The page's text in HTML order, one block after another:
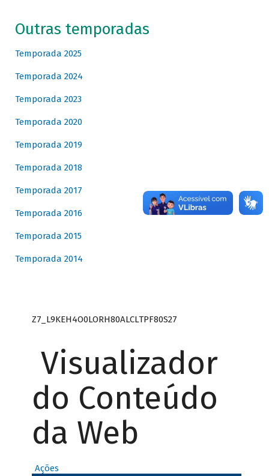
Outras temporadas
Temporada 2025
Temporada 2024
Temporada 2023
Temporada 2020
Temporada 2019
Temporada 2018
Temporada 2017
Temporada 2016
Temporada 2015
Temporada 2014
Z7_L9KEH4O0LORH80ALCLTPF80S27
Visualizador
do Conteúdo
da Web
Ações